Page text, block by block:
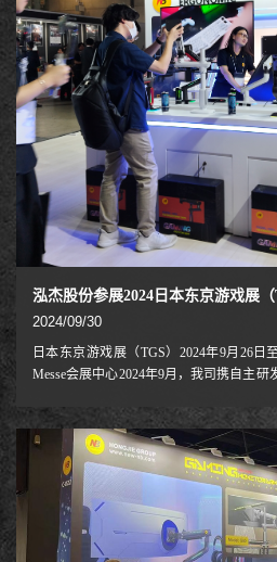
泓杰股份参展2024日本东京游戏展
2024/09/30
日本东京游戏展（TGS）2024年9月26日
Messe会展中心2024年9月，我司携自主
展，日均观众超10万人次。因我们产品科
直以来有良好品牌口碑，因此受到超高人
证了产品市场竞争力，更为开拓日本电竞